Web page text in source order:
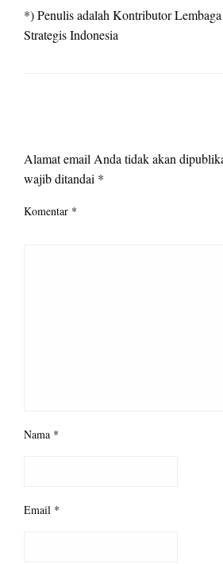
*) Penulis adalah Kontributor
Strategis Indonesia
Alamat email Anda tidak akan
wajib ditandai *
Komentar *
Nama *
Email *